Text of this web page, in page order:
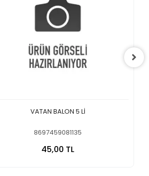
VATAN BALON 5 Lİ
8697459081135
45,00 TL